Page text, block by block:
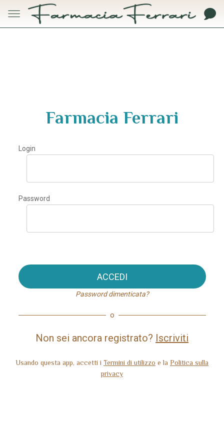
Farmacia Ferrari
Login
Password
ACCEDI
Password dimenticata?
o
Non sei ancora registrato? Iscriviti
Usando questa app, accetti i Termini di utilizzoe la Politica sulla
privacy